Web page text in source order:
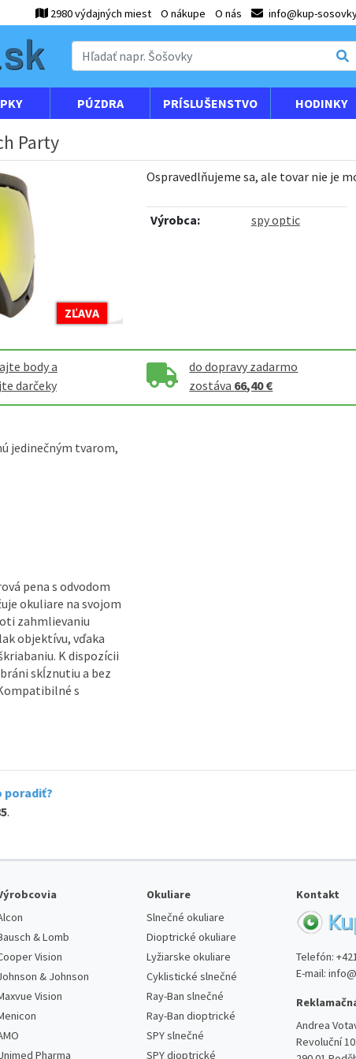
2980 výdajných miest O nákupe O nás info@kup-
PÚZDRA PRÍSLUŠENSTVO HODINKY
Party
ZĽAVA
Ospravedlňujeme sa, ale tovar nie je
Výrobca: spy optic
body a
darčeky
do dopravy zadarmo
zostáva 66,40 €
jedinečným tvarom,
pena s odvodom
okuliare na svojom
zahmlievaniu
objektívu, vďaka
K dispozícii
skĺznutiu a bez
s
poradiť?
.
& Lomb
Vision
& Johnson
Vision
Pharma
Okuliare
Slnečné okuliare
Dioptrické okuliare
Lyžiarske okuliare
Cyklistické slnečné
Ray-Ban slnečné
Ray-Ban dioptrické
SPY slnečné
SPY dioptrické
Kontakt
Telefón:
E-mail:
Andrea
Revoluční